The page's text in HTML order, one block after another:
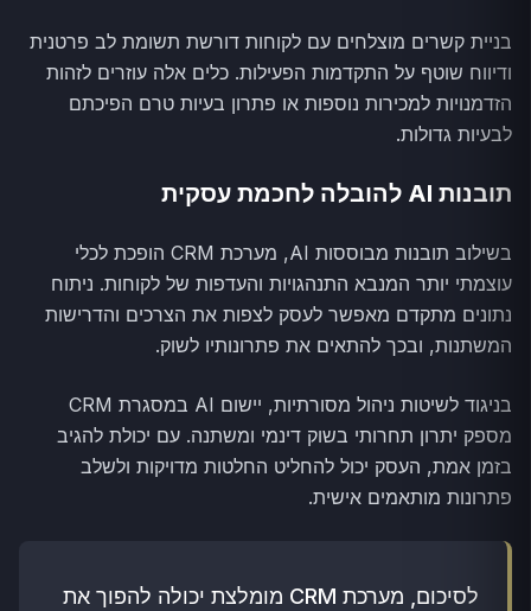
בניית קשרים מוצלחים עם לקוחות דורשת תשומת לב פרטנית
ודיווח שוטף על התקדמות הפעילות. כלים אלה עוזרים לזהות
הזדמנויות למכירות נוספות או פתרון בעיות טרם הפיכתם
לבעיות גדולות.
תובנות AI להובלה לחכמת עסקית
בשילוב תובנות מבוססות AI, מערכת CRM הופכת לכלי
עוצמתי יותר המנבא התנהגויות והעדפות של לקוחות. ניתוח
נתונים מתקדם מאפשר לעסק לצפות את הצרכים והדרישות
המשתנות, ובכך להתאים את פתרונותיו לשוק.
בניגוד לשיטות ניהול מסורתיות, יישום AI במסגרת CRM
מספק יתרון תחרותי בשוק דינמי ומשתנה. עם יכולת להגיב
בזמן אמת, העסק יכול להחליט החלטות מדויקות ולשלב
פתרונות מותאמים אישית.
לסיכום, מערכת CRM מומלצת יכולה להפוך את